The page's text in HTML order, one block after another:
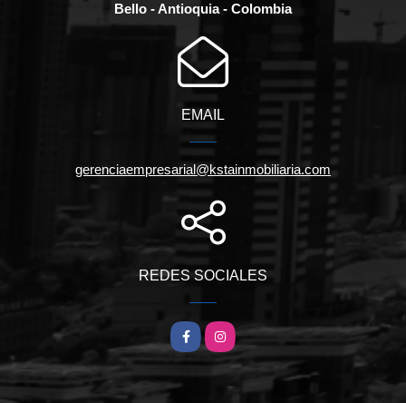
Bello - Antioquia - Colombia
EMAIL
gerenciaempresarial@kstainmobiliaria.com
REDES SOCIALES
FacebookInstagram